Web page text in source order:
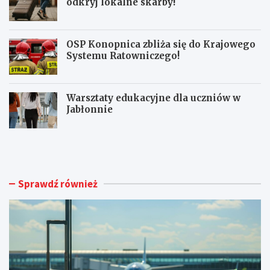
OSP Konopnica zbliża się do Krajowego
Systemu Ratowniczego!
Warsztaty edukacyjne dla uczniów w
Jabłonnie
L
n
i
p
r
t
L
o
a
y
a
g
Sprawdź również